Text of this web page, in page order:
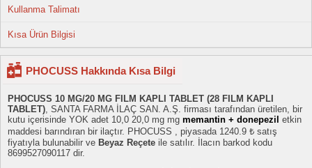
Kullanma Talimatı
Kısa Ürün Bilgisi
PHOCUSS Hakkında Kısa Bilgi
PHOCUSS 10 MG/20 MG FILM KAPLI TABLET (28 FILM KAPLI
TABLET), SANTA FARMA İLAÇ SAN. A.Ş. firması tarafından üretilen, bir
kutu içerisinde YOK adet 10,0 20,0 mg mg memantin + donepezil etkin
maddesi barındıran bir ilaçtır. PHOCUSS , piyasada 1240.9 ₺ satış
fiyatıyla bulunabilir ve Beyaz Reçete ile satılır. İlacın barkod kodu
8699527090117 dir.